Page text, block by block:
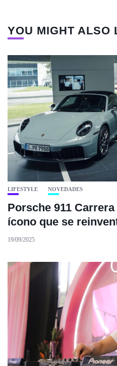
YOU MIGHT ALSO
LIFESTYLE NOVEDADES
Porsche 911
ícono que se
19/09/2025